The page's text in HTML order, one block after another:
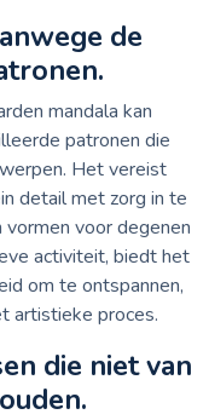
de
mandala kan
patronen die
Het vereist
detail met zorg in te
voor degenen
activiteit, biedt het
om te ontspannen,
artistieke proces.
die niet van